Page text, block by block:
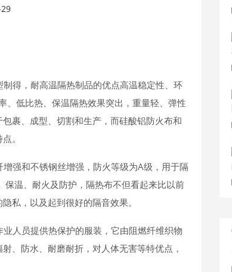
得，耐高温隔热制品的优点高温稳定性、环
、低比热、保温隔热效果突出，重量轻、弹性
裹、成型、切割和生产，而硅酸铝防火布和
。
强和不锈钢丝增强，防火等级为A级，用于隔
温、耐火及防护，隔热布不但看起来比以前
私，以及起到很好的隔音效果。
人员提供热保护的服装，它由阻燃纤维织物
、防水、耐磨耐折，对人体无害等特优点，